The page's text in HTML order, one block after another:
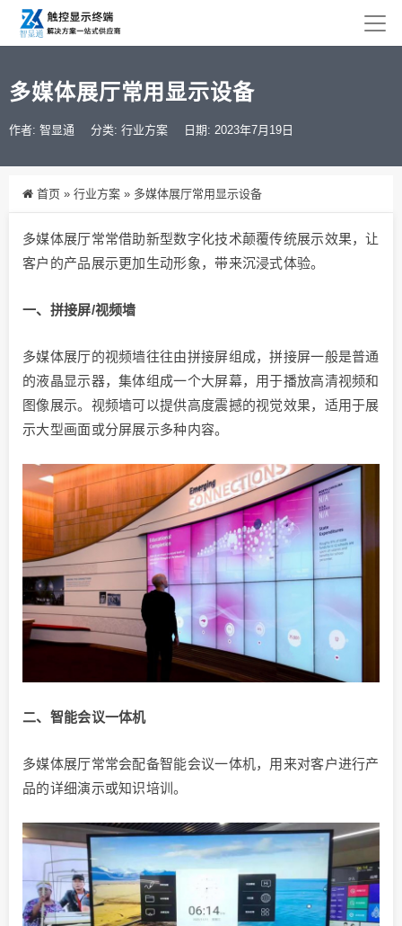
多媒体展厅常用显示设备
作者: 智显通 分类: 行业方案 日期: 2023年7月19日
首页 » 行业方案 » 多媒体展厅常用显示设备
多媒体展厅常常借助新型数字化技术颠覆传统展示效果，让
客户的产品展示更加生动形象，带来沉浸式体验。
一、拼接屏/视频墙
多媒体展厅的视频墙往往由拼接屏组成，拼接屏一般是普通
的液晶显示器，集体组成一个大屏幕，用于播放高清视频和
图像展示。视频墙可以提供高度震撼的视觉效果，适用于展
示大型画面或分屏展示多种内容。
二、智能会议一体机
多媒体展厅常常会配备智能会议一体机，用来对客户进行产
品的详细演示或知识培训。